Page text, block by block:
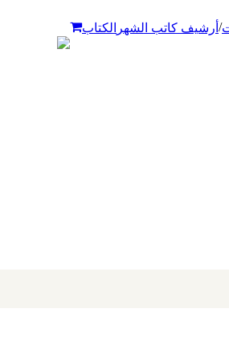
/ أرشيف كاتب الشهر الكتاب